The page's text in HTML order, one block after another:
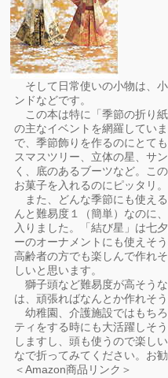
そして日常使いの小物は、
ンドなどです。
この本は特に「季節の折り
の主なイベントを網羅してい
で、季節飾りを作るのにとて
スマスツリー、立体の星、サ
く、底のあるブーツなど。こ
お菓子を入れるのにピッタリ。
また、どんな季節にも使え
んと難易度１（簡単）なのに
入りました。「結び星」は七
ーのオーナメントにも使えそ
高齢者の方でも楽しんで作れ
しいと思います。
獅子頭など難易度が高そう
は、頑張ればなんとか作れそ
幼稚園、介護施設ではもち
ティをする時にも大活躍しそ
しますし、頭も使うので楽し
なで折ってみてください。お
＜Amazon商品リンク＞